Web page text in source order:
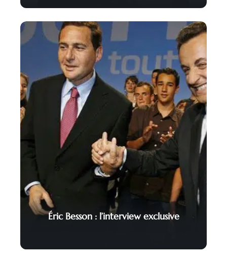
Éric Besson : l’interview exclusive